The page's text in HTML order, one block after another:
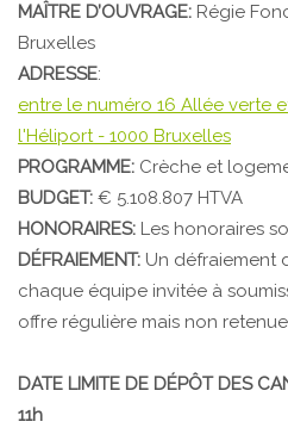
MAÎTRE D’OUVRAGE: Régie
Bruxelles
ADRESSE:
entre le numéro 16 Allée verte
l'Héliport - 1000 Bruxelles
PROGRAMME: Crèche et
BUDGET: € 5.108.807 HTVA
HONORAIRES: Les honoraires
DÉFRAIEMENT: Un défraiement
chaque équipe invitée à
offre régulière mais non
DATE LIMITE DE DÉPÔT DES
11h